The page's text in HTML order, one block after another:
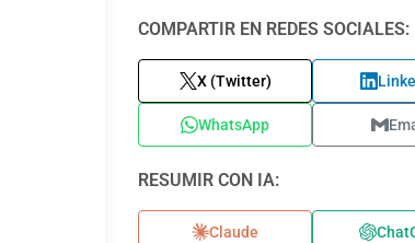
COMPARTIR EN REDES SOCIALES:
X (Twitter)
WhatsApp
RESUMIR CON IA:
Claude